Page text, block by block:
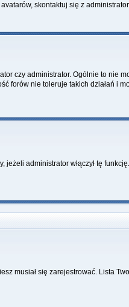
skontaktuj się z
czy administrator. Ogólnie to nie
forów nie toleruje takich działań i
administrator włączył tę
musiał się zarejestrować. Lista